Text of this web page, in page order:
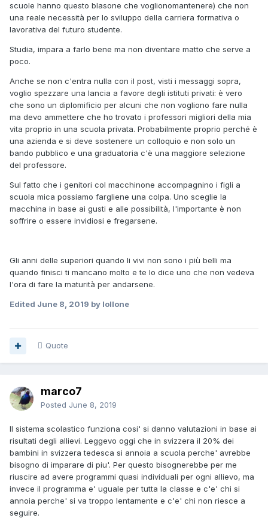
scuole hanno questo blasone che voglionomantenere) che non
una reale necessità per lo sviluppo della carriera formativa o
lavorativa del futuro studente.
Studia, impara a farlo bene ma non diventare matto che serve a
poco.
Anche se non c'entra nulla con il post, visti i messaggi sopra,
voglio spezzare una lancia a favore degli istituti privati: è vero
che sono un diplomificio per alcuni che non vogliono fare nulla
ma devo ammettere che ho trovato i professori migliori della mia
vita proprio in una scuola privata. Probabilmente proprio perché è
una azienda e si deve sostenere un colloquio e non solo un
bando pubblico e una graduatoria c'è una maggiore selezione
del professore.
Sul fatto che i genitori col macchinone accompagnino i figli a
scuola mica possiamo fargliene una colpa. Uno sceglie la
macchina in base ai gusti e alle possibilità, l'importante è non
soffrire o essere invidiosi e fregarsene.
Gli anni delle superiori quando li vivi non sono i più belli ma
quando finisci ti mancano molto e te lo dice uno che non vedeva
l'ora di fare la maturità per andarsene.
Edited June 8, 2019 by lollone
Quote
marco7
Posted June 8, 2019
Il sistema scolastico funziona cosi' si danno valutazioni in base ai
risultati degli allievi. Leggevo oggi che in svizzera il 20% dei
bambini in svizzera tedesca si annoia a scuola perche' avrebbe
bisogno di imparare di piu'. Per questo bisognerebbe per me
riuscire ad avere programmi quasi individuali per ogni allievo, ma
invece il programma e' uguale per tutta la classe e c'e' chi si
annoia perche' si va troppo lentamente e c'e' chi non riesce a
seguire.